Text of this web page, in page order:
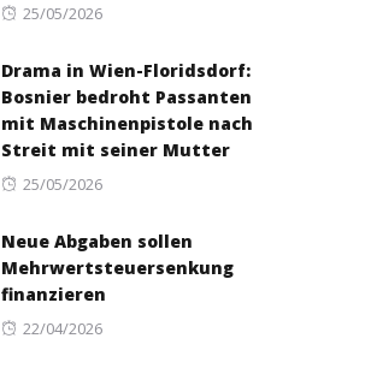
Posted
25/05/2026
Drama in Wien-Floridsdorf:
Bosnier bedroht Passanten
mit Maschinenpistole nach
Streit mit seiner Mutter
Posted
25/05/2026
Neue Abgaben sollen
Mehrwertsteuersenkung
finanzieren
Posted
22/04/2026